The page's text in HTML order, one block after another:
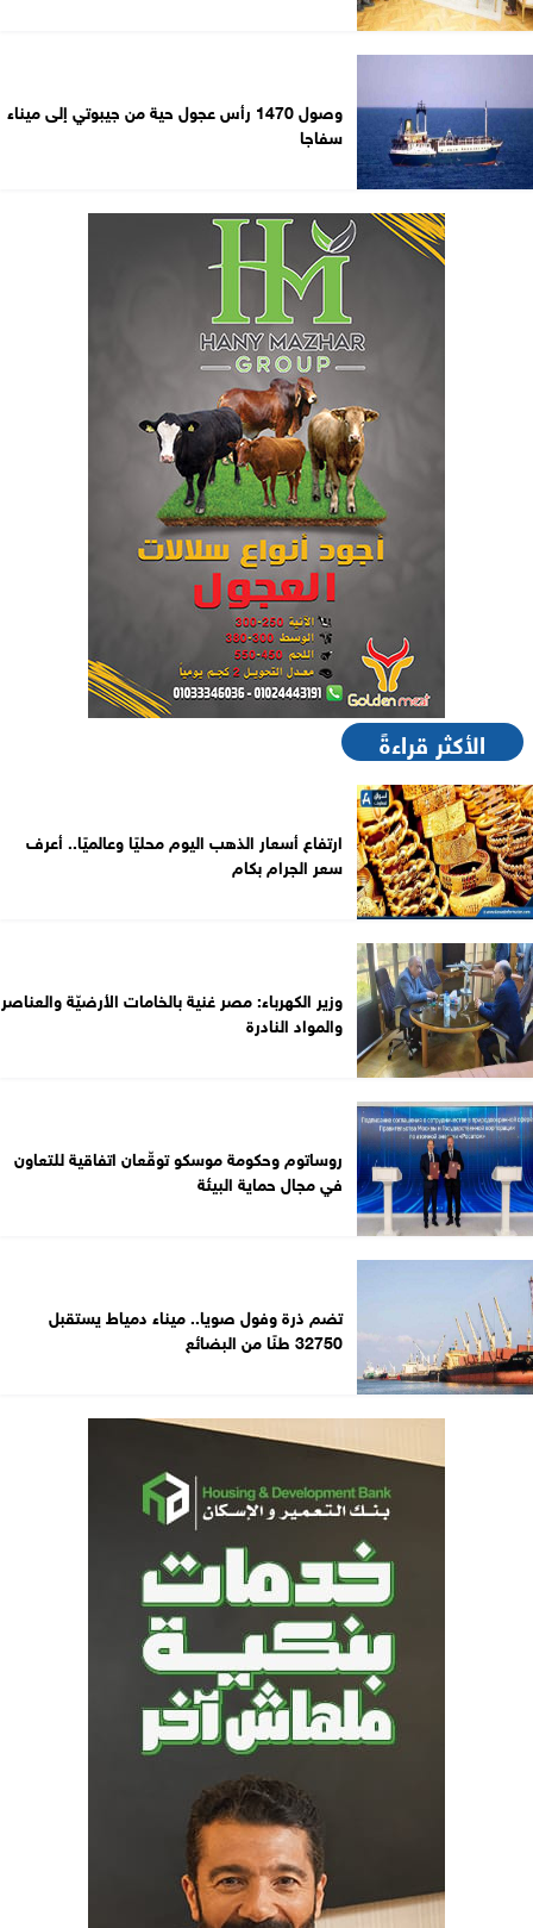
وصول 1470 رأس عجول حية من جيبوتي إلى ميناء
سفاجا
الأكثر قراءةً
ارتفاع أسعار الذهب اليوم محليًا وعالميًا.. أعرف
سعر الجرام بكام
وزير الكهرباء: مصر غنية بالخامات الأرضيّة والعناصر
والمواد النادرة
روساتوم وحكومة موسكو توقّعان اتفاقية للتعاون
في مجال حماية البيئة
تضم ذرة وفول صويا.. ميناء دمياط يستقبل
32750 طنًا من البضائع